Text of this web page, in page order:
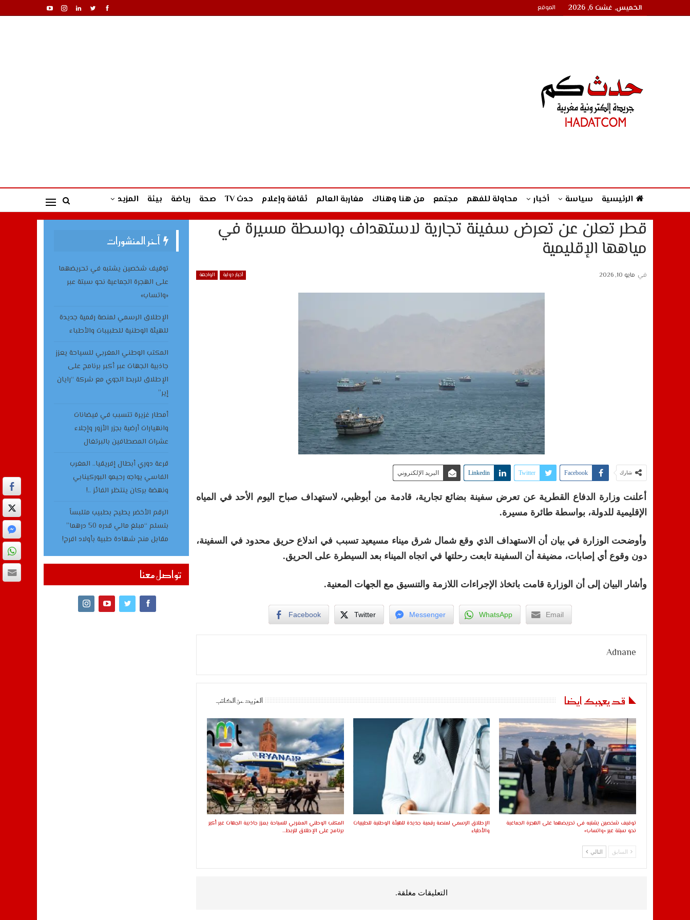
الخميس, غشت 6, 2026 الموقع
الرئيسية سياسة أخبار محاولة للفهم مجتمع من هنا وهناك مغاربة العالم ثقافة وإعلام حدث TV صحة رياضة بيئة المزيد
قطر تعلن عن تعرض سفينة تجارية لاستهداف بواسطة مسيرة في
مياهها الإقليمية
أخبار دولية الواجهة في مايو 10, 2026
شارك Facebook
Twitter
Linkedin البريد الإلكتروني
أعلنت وزارة الدفاع القطرية عن تعرض سفينة بضائع تجارية، قادمة من أبوظبي، لاستهداف صباح اليوم الأحد في المياه
الإقليمية للدولة، بواسطة طائرة مسيرة.
وأوضحت الوزارة في بيان أن الاستهداف الذي وقع شمال شرق ميناء مسيعيد تسبب في اندلاع حريق محدود في السفينة،
دون وقوع أي إصابات، مضيفة أن السفينة تابعت رحلتها في اتجاه الميناء بعد السيطرة على الحريق.
وأشار البيان إلى أن الوزارة قامت باتخاذ الإجراءات اللازمة والتنسيق مع الجهات المعنية.
Facebook Twitter Messenger WhatsApp Email
Adnane
قد يعجبك ايضا المزيد عن الكاتب
توقيف شخصين يشتبه في تحريضهما على الهجرة الجماعية
نحو سبتة عبر «واتساب»
الإطلاق الرسمي لمنصة رقمية جديدة للهيئة الوطنية للطبيبات
والأطباء
المكتب الوطني المغربي للسياحة يعزز جاذبية الجهات عبر أكبر
برنامج على الإطلاق للربط…
السابق التالي
التعليقات مغلقة.
آخر المنشورات
توقيف شخصين يشتبه في تحريضهما
على الهجرة الجماعية نحو سبتة عبر
«واتساب»
الإطلاق الرسمي لمنصة رقمية جديدة
للهيئة الوطنية للطبيبات والأطباء
المكتب الوطني المغربي للسياحة يعزز
جاذبية الجهات عبر أكبر برنامج على
الإطلاق للربط الجوي مع شركة “رايان
إير”
أمطار غزيرة تتسبب في فيضانات
وانهيارات أرضية بجزر الأزور وإجلاء
عشرات المصطافين بالبرتغال
قرعة دوري أبطال إفريقيا.. المغرب
الفاسي يواجه رحيمو البوركينابي
ونهضة بركان ينتظر الفائز ..!
الرقم الأخضر يطيح بطبيب متلبساً
بتسلم “مبلغ مالي قدره 50 درهما”
مقابل منح شهادة طبية بأولاد افرج!
تواصل معنا